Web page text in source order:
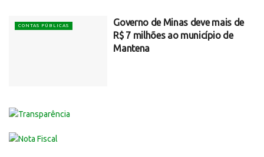
CONTAS PÚBLICAS
Governo de Minas deve mais de
R$ 7 milhões ao município de
Mantena